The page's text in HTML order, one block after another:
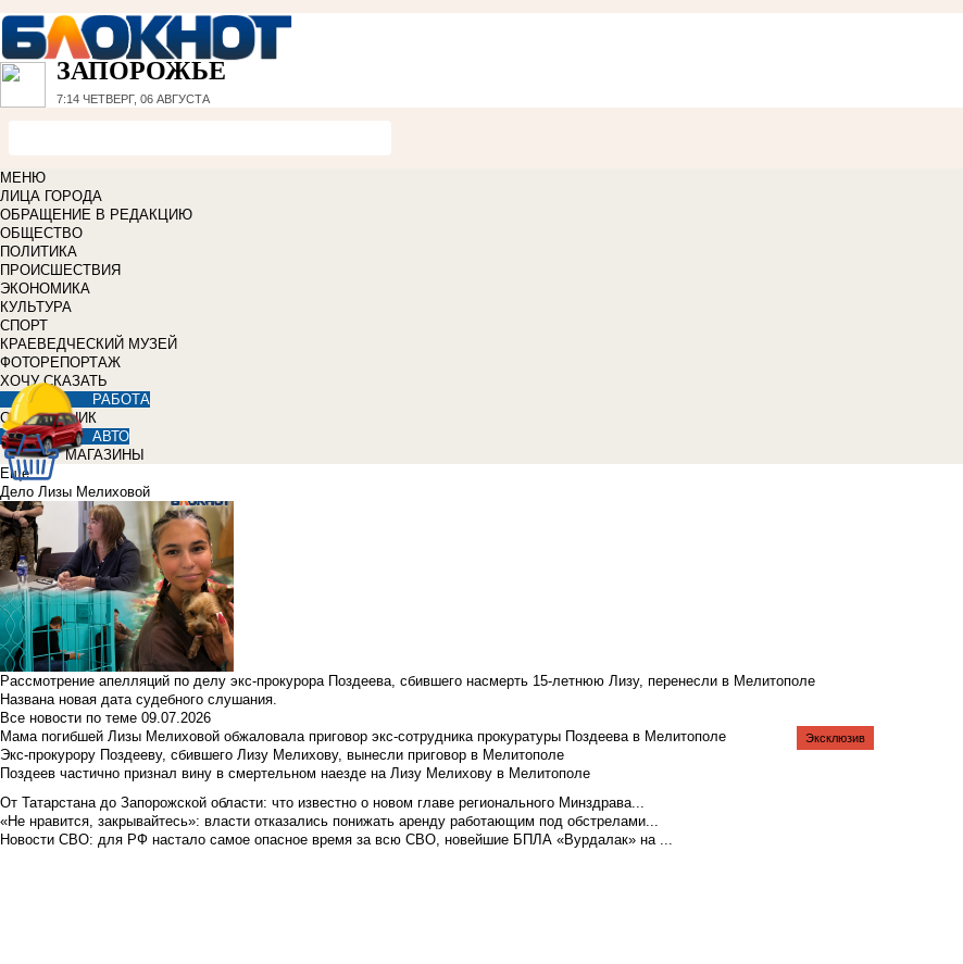
ЗАПОРОЖЬЕ
7:14 ЧЕТВЕРГ, 06 АВГУСТА
МЕНЮ
ЛИЦА ГОРОДА
ОБРАЩЕНИЕ В РЕДАКЦИЮ
ОБЩЕСТВО
ПОЛИТИКА
ПРОИСШЕСТВИЯ
ЭКОНОМИКА
КУЛЬТУРА
СПОРТ
КРАЕВЕДЧЕСКИЙ МУЗЕЙ
ФОТОРЕПОРТАЖ
ХОЧУ СКАЗАТЬ
РАБОТА
СПРАВОЧНИК
АВТО
МАГАЗИНЫ
Еще
Дело Лизы Мелиховой
Рассмотрение апелляций по делу экс-прокурора Поздеева, сбившего насмерть 15-летнюю Лизу, перенесли в Мелитополе
Названа новая дата судебного слушания.
Все новости по теме 09.07.2026
Мама погибшей Лизы Мелиховой обжаловала приговор экс-сотрудника прокуратуры Поздеева в Мелитополе
Экс-прокурору Поздееву, сбившего Лизу Мелихову, вынесли приговор в Мелитополе
Поздеев частично признал вину в смертельном наезде на Лизу Мелихову в Мелитополе
От Татарстана до Запорожской области: что известно о новом главе регионального Минздрава...
Эксклюзив
«Не нравится, закрывайтесь»: власти отказались понижать аренду работающим под обстрелами...
Новости СВО: для РФ настало самое опасное время за всю СВО, новейшие БПЛА «Вурдалак» на ...